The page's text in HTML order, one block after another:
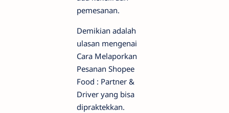
pemesanan.
Demikian adalah
ulasan mengenai
Cara Melaporkan
Pesanan Shopee
Food : Partner &
Driver yang bisa
dipraktekkan.